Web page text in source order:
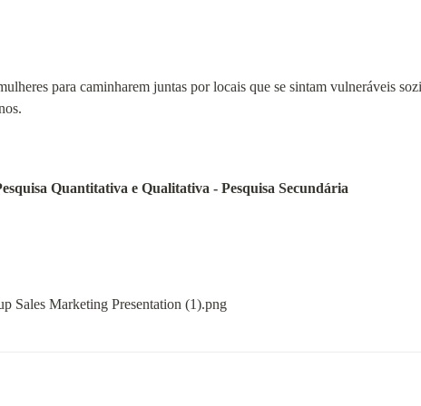
para caminharem juntas por locais que se sintam vulneráveis
Quantitativa e Qualitativa - Pesquisa Secundária